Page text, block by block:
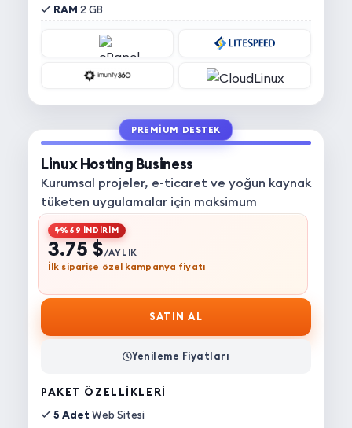
RAM 2 GB
PREMIUM DESTEK
Linux Hosting Business
Kurumsal projeler, e-ticaret ve yoğun kaynak
tüketen uygulamalar için maksimum
kapasite.
%69 İNDİRİM
3.75 $/AYLIK
İlk siparişe özel kampanya fiyatı
SATIN AL
Yenileme Fiyatları
PAKET ÖZELLIKLERI
5 Adet Web Sitesi